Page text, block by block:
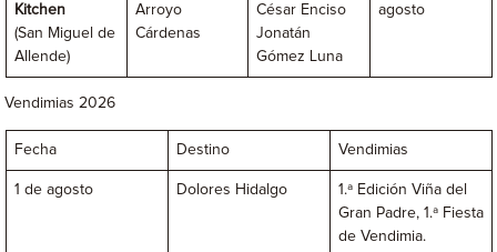
Kitchen
(San Miguel de
Allende)
Arroyo
Cárdenas
César Enciso
Jonatán
Gómez Luna
agosto
Vendimias 2026
Fecha Destino Vendimias
1 de agosto Dolores Hidalgo
1.ª Edición Viña del
Gran Padre, 1.ª Fiesta
de Vendimia.